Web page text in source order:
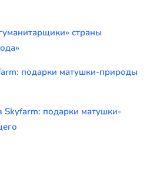
страны
подарки матушки-природы
Skyfarm: подарки матушки-